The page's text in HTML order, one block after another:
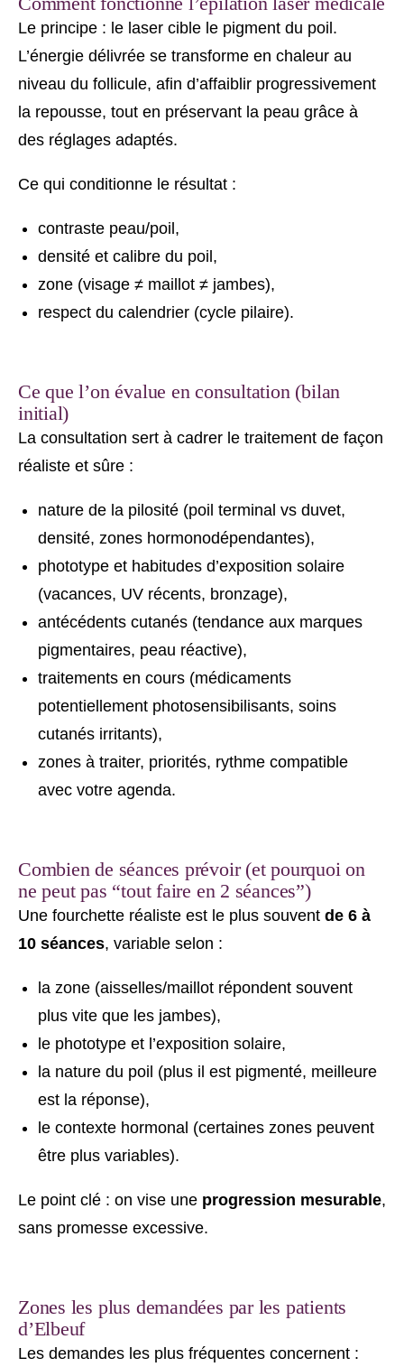
Le principe : le laser cible le pigment du poil.
L’énergie délivrée se transforme en chaleur au
niveau du follicule, afin d’affaiblir progressivement
la repousse, tout en préservant la peau grâce à
des réglages adaptés.
Ce qui conditionne le résultat :
contraste peau/poil,
densité et calibre du poil,
zone (visage ≠ maillot ≠ jambes),
respect du calendrier (cycle pilaire).
Ce que l’on évalue en consultation (bilan
initial)
La consultation sert à cadrer le traitement de façon
réaliste et sûre :
nature de la pilosité (poil terminal vs duvet,
densité, zones hormonodépendantes),
phototype et habitudes d’exposition solaire
(vacances, UV récents, bronzage),
antécédents cutanés (tendance aux marques
pigmentaires, peau réactive),
traitements en cours (médicaments
potentiellement photosensibilisants, soins
cutanés irritants),
zones à traiter, priorités, rythme compatible
avec votre agenda.
Combien de séances prévoir (et pourquoi on
ne peut pas “tout faire en 2 séances”)
Une fourchette réaliste est le plus souvent de 6 à
10 séances, variable selon :
la zone (aisselles/maillot répondent souvent
plus vite que les jambes),
le phototype et l’exposition solaire,
la nature du poil (plus il est pigmenté, meilleure
est la réponse),
le contexte hormonal (certaines zones peuvent
être plus variables).
Le point clé : on vise une progression mesurable,
sans promesse excessive.
Zones les plus demandées par les patients
d’Elbeuf
Les demandes les plus fréquentes concernent :